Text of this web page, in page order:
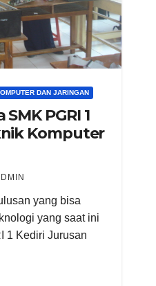
DAN JARINGAN
PGRI 1
Komputer
yang bisa
yang saat ini
1 Kediri Jurusan